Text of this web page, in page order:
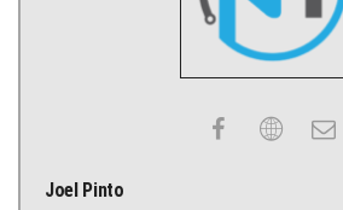
Joel Pinto